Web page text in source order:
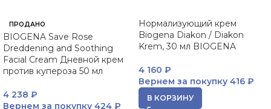
ПРОДАНО
BIOGENA Save Rose
Dreddening and Soothing
Facial Cream Дневной крем
против купероза 50 мл
4 238 ₽
Вернем за покупку 424 ₽
Нормализующий крем
Biogena Diakon / Diakon
Krem, 30 мл BIOGENA
4 160 ₽
Вернем за покупку 416 ₽
В КОРЗИНУ